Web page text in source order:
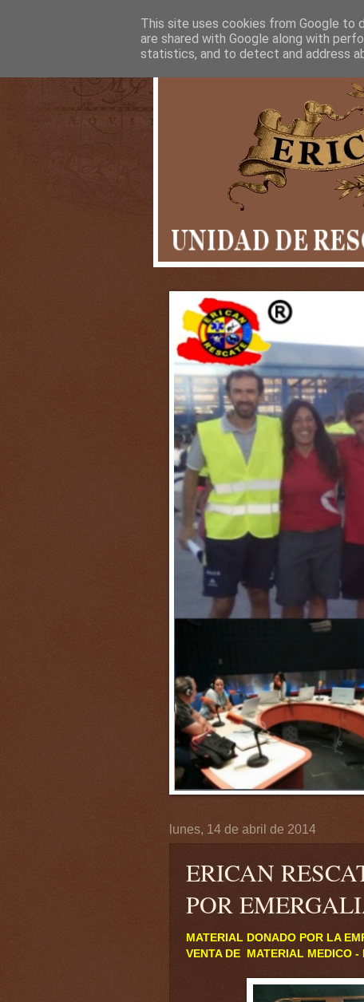
lunes, 14 de abril de 2014
ERICAN
POR
MATERIAL DONADO POR LA
VENTA DE MATERIAL MEDICO -
This site uses cookies from Google to
are shared with Google along with
statistics, and to detect and address